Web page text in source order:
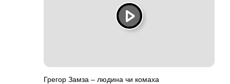
Грегор Замза – людина чи комаха